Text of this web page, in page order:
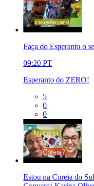
Faça do Esperanto o
09:20 PT
Esperanto do ZERO!
5
0
0
Estou na Coreia do